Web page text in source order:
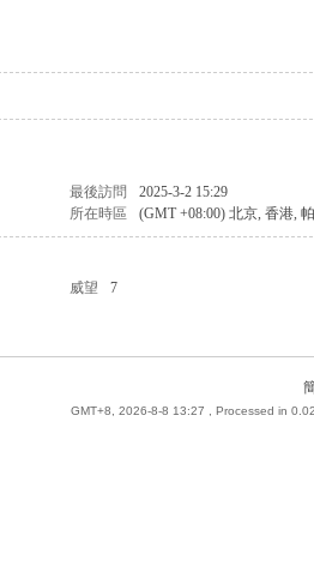
最後訪問
2025-3-2 15:29
所在時區 (GMT +08:00) 北京, 香港,
威望
7
GMT+8, 2026-8-8 13:27 , Processed in